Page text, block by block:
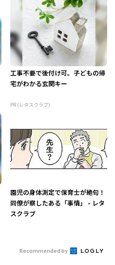
工事不要で後付け可。子どもの帰
宅がわかる玄関キー
PR (レタスクラブ)
園児の身体測定で保育士が絶句！
同僚が察したある「事情」 - レタ
スクラブ
Recommended by